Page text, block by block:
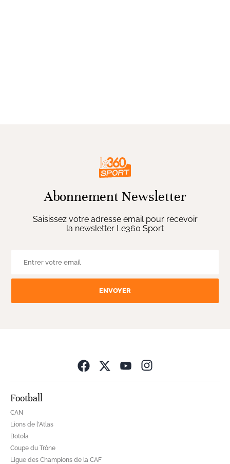
Abonnement Newsletter
Saisissez votre adresse email pour recevoir
la newsletter Le360 Sport
ENVOYER
Football
CAN
Lions de l'Atlas
Botola
Coupe du Trône
Ligue des Champions de la CAF